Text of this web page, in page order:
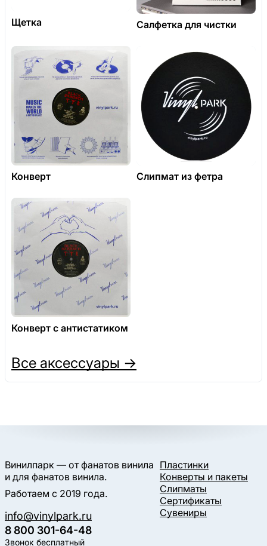
Щетка Салфетка для чистки
Конверт Слипмат из фетра
Конверт с антистатиком
Все аксессуары →
Винилпарк — от фанатов винила
и для фанатов винила.
Работаем с 2019 года.
info@vinylpark.ru
8 800 301-64-48
Звонок бесплатный
Пластинки
Конверты и пакеты
Слипматы
Сертификаты
Сувениры